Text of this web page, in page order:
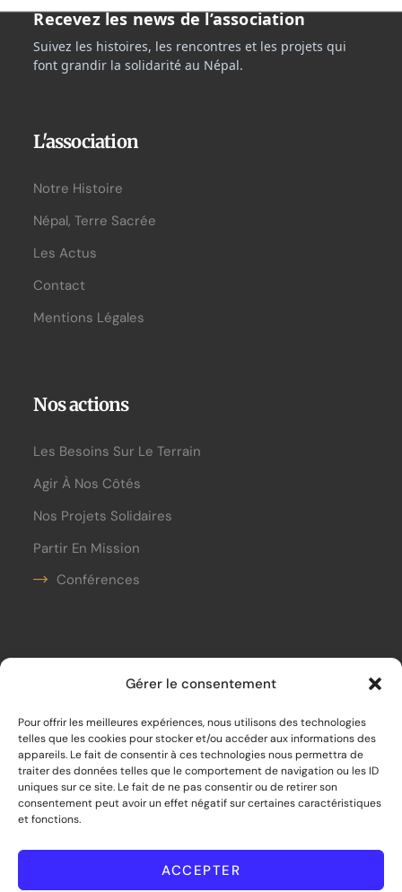
Gérer le consentement
Pour offrir les meilleures expériences, nous utilisons des technologies
telles que les cookies pour stocker et/ou accéder aux informations des
appareils. Le fait de consentir à ces technologies nous permettra de
traiter des données telles que le comportement de navigation ou les ID
uniques sur ce site. Le fait de ne pas consentir ou de retirer son
consentement peut avoir un effet négatif sur certaines caractéristiques
et fonctions.
ACCEPTER
Recevez les news de l’association
Suivez les histoires, les rencontres et les projets qui
font grandir la solidarité au Népal.
L'association
Notre Histoire
Népal, Terre Sacrée
Les Actus
Contact
Mentions Légales
Nos actions
Les Besoins Sur Le Terrain
Agir À Nos Côtés
Nos Projets Solidaires
Partir En Mission
Conférences
06.21.20.80.19
Siège social :
33 bis rue de Mouras – 33470 Le Teich
©2026Un Objectif pour Demain – Tous
droits réservés